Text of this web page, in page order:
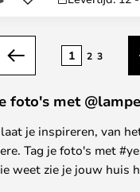
Vorige
1 2 3
foto's met
je inspireren, van
Tag je foto's met
weet zie je jouw huis